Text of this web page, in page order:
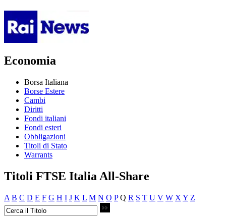
Economia
Borsa Italiana
Borse Estere
Cambi
Diritti
Fondi italiani
Fondi esteri
Obbligazioni
Titoli di Stato
Warrants
Titoli FTSE Italia All-Share
A B C D E F G H I J K L M N O P Q R S T U V W X Y Z